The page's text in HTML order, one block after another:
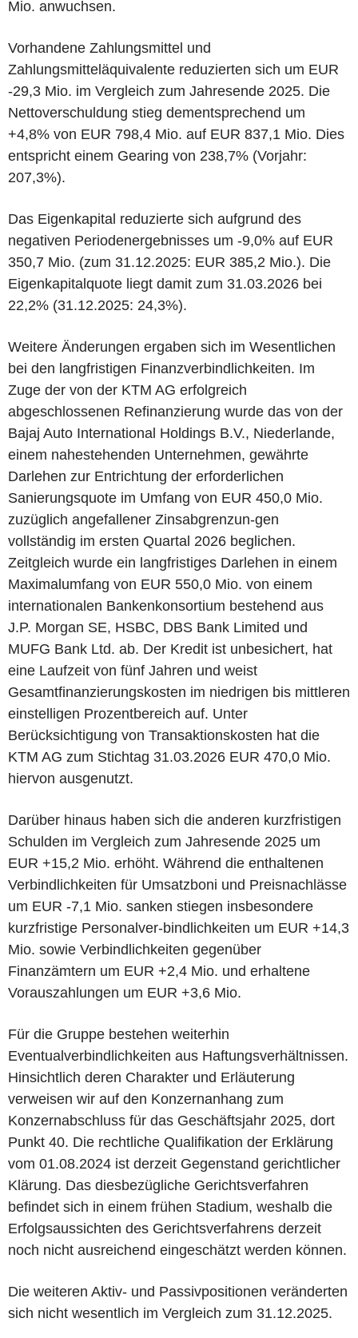
Mio. anwuchsen.
Vorhandene Zahlungsmittel und
Zahlungsmitteläquivalente reduzierten sich um EUR
-29,3 Mio. im Vergleich zum Jahresende 2025. Die
Nettoverschuldung stieg dementsprechend um
+4,8% von EUR 798,4 Mio. auf EUR 837,1 Mio. Dies
entspricht einem Gearing von 238,7% (Vorjahr:
207,3%).
Das Eigenkapital reduzierte sich aufgrund des
negativen Periodenergebnisses um -9,0% auf EUR
350,7 Mio. (zum 31.12.2025: EUR 385,2 Mio.). Die
Eigenkapitalquote liegt damit zum 31.03.2026 bei
22,2% (31.12.2025: 24,3%).
Weitere Änderungen ergaben sich im Wesentlichen
bei den langfristigen Finanzverbindlichkeiten. Im
Zuge der von der KTM AG erfolgreich
abgeschlossenen Refinanzierung wurde das von der
Bajaj Auto International Holdings B.V., Niederlande,
einem nahestehenden Unternehmen, gewährte
Darlehen zur Entrichtung der erforderlichen
Sanierungsquote im Umfang von EUR 450,0 Mio.
zuzüglich angefallener Zinsabgrenzun-gen
vollständig im ersten Quartal 2026 beglichen.
Zeitgleich wurde ein langfristiges Darlehen in einem
Maximalumfang von EUR 550,0 Mio. von einem
internationalen Bankenkonsortium bestehend aus
J.P. Morgan SE, HSBC, DBS Bank Limited und
MUFG Bank Ltd. ab. Der Kredit ist unbesichert, hat
eine Laufzeit von fünf Jahren und weist
Gesamtfinanzierungskosten im niedrigen bis mittleren
einstelligen Prozentbereich auf. Unter
Berücksichtigung von Transaktionskosten hat die
KTM AG zum Stichtag 31.03.2026 EUR 470,0 Mio.
hiervon ausgenutzt.
Darüber hinaus haben sich die anderen kurzfristigen
Schulden im Vergleich zum Jahresende 2025 um
EUR +15,2 Mio. erhöht. Während die enthaltenen
Verbindlichkeiten für Umsatzboni und Preisnachlässe
um EUR -7,1 Mio. sanken stiegen insbesondere
kurzfristige Personalver-bindlichkeiten um EUR +14,3
Mio. sowie Verbindlichkeiten gegenüber
Finanzämtern um EUR +2,4 Mio. und erhaltene
Vorauszahlungen um EUR +3,6 Mio.
Für die Gruppe bestehen weiterhin
Eventualverbindlichkeiten aus Haftungsverhältnissen.
Hinsichtlich deren Charakter und Erläuterung
verweisen wir auf den Konzernanhang zum
Konzernabschluss für das Geschäftsjahr 2025, dort
Punkt 40. Die rechtliche Qualifikation der Erklärung
vom 01.08.2024 ist derzeit Gegenstand gerichtlicher
Klärung. Das diesbezügliche Gerichtsverfahren
befindet sich in einem frühen Stadium, weshalb die
Erfolgsaussichten des Gerichtsverfahrens derzeit
noch nicht ausreichend eingeschätzt werden können.
Die weiteren Aktiv- und Passivpositionen veränderten
sich nicht wesentlich im Vergleich zum 31.12.2025.